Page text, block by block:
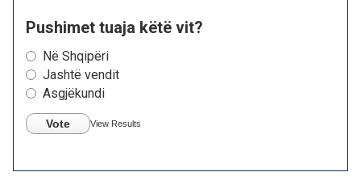
Pushimet tuaja këtë vit?
Në Shqipëri
Jashtë vendit
Asgjëkundi
Vote View Results